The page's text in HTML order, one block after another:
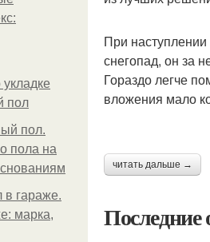
пол
пол.
пола на
в гараже.
марка,
При
снегопад, он за
Гораздо легче
вложения мало
читать дальше →
Последние